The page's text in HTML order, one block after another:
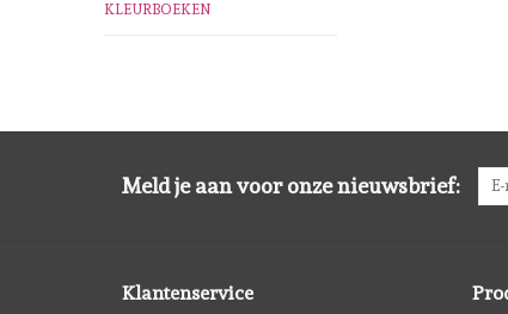
KLEURBOEKEN
Meld je aan voor onze nieuwsbrief:
Klantenservice